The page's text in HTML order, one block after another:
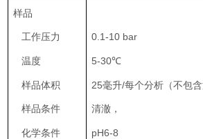
样品
工作压力
温度
样品体积
样品条件
化学条件
0.1-10 bar
5-30℃
25毫升/每个分析（不包含
清澈，
pH6-8